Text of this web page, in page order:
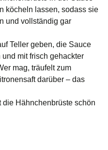
köcheln lassen, sodass sie
und vollständig gar
Teller geben, die Sauce
mit frisch gehackter
mag, träufelt zum
darüber – das
die Hähnchenbrüste schön